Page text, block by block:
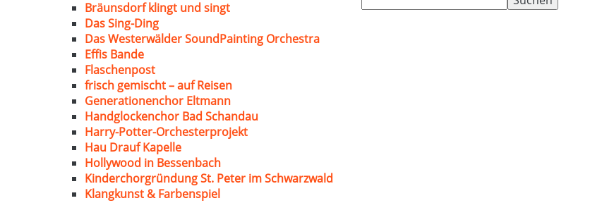
nach:
Bräunsdorf klingt und singt
Das Sing-Ding
Das Westerwälder SoundPainting Orchestra
Effis Bande
Flaschenpost
frisch gemischt – auf Reisen
Generationenchor Eltmann
Handglockenchor Bad Schandau
Harry-Potter-Orchesterprojekt
Hau Drauf Kapelle
Hollywood in Bessenbach
Kinderchorgründung St. Peter im Schwarzwald
Klangkunst & Farbenspiel